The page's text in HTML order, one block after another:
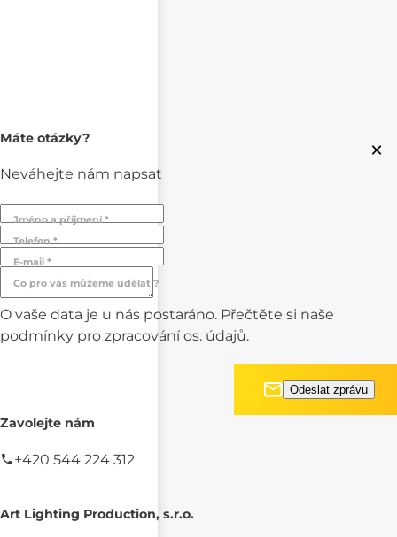
×
Máte otázky?
Neváhejte nám napsat
Jméno a příjmení *
Telefon *
E-mail *
Co pro vás můžeme udělat ?
O vaše data je u nás postaráno. Přečtěte si naše
podmínky pro zpracování os. údajů.
Zavolejte nám
+420 544 224 312
Art Lighting Production, s.r.o.